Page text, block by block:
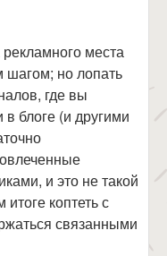
места
шагом; но лопать
где вы
блоге (и другими
и это не такой
коптеть с
связанными